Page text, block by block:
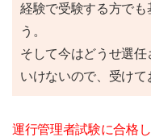
経験で受験する方でも
う。
そして今はどうせ選
いけないので、受けて
運行管理者試験に合格